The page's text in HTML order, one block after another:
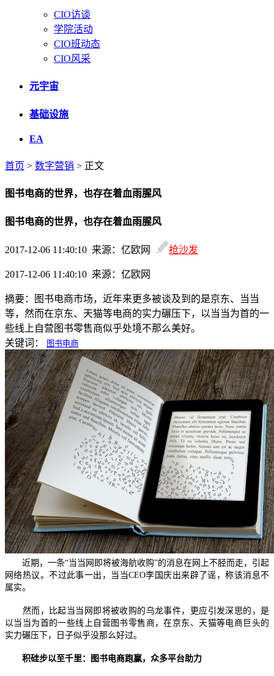
CIO访谈
学院活动
CIO班动态
CIO风采
元宇宙
基础设施
EA
首页 > 数字营销 > 正文
图书电商的世界，也存在着血雨腥风
图书电商的世界，也存在着血雨腥风
2017-12-06 11:40:10 来源：亿欧网 抢沙发
2017-12-06 11:40:10 来源：亿欧网
摘要：
图书电商市场，近年来更多被谈及到的是京东、当当
等，然而在京东、天猫等电商的实力碾压下，以当当为首的一
些线上自营图书零售商似乎处境不那么美好。
关键词：
图书电商
近期，一条“当当网即将被海航收购”的消息在网上不胫而走，引起
网络热议。不过此事一出，当当CEO李国庆出来辟了谣，称该消息不
属实。
然而，比起当当网即将被收购的乌龙事件，更应引发深思的，是
以当当为首的一些线上自营图书零售商，在京东、天猫等电商巨头的
实力碾压下，日子似乎没那么好过。
积硅步以至千里：图书电商跑赢，众多平台助力